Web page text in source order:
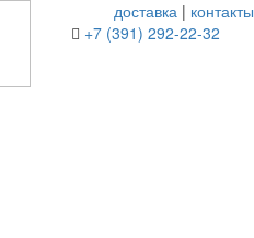
доставка | контакты
+7 (391) 292-22-32